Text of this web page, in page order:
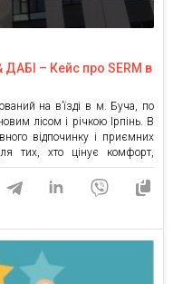
– Кейс про SERM в
на в’їзді в м. Буча, по
лісом і річкою Ірпінь. В
відпочинку і приємних
тих, хто цінує комфорт,
планування, відмінне